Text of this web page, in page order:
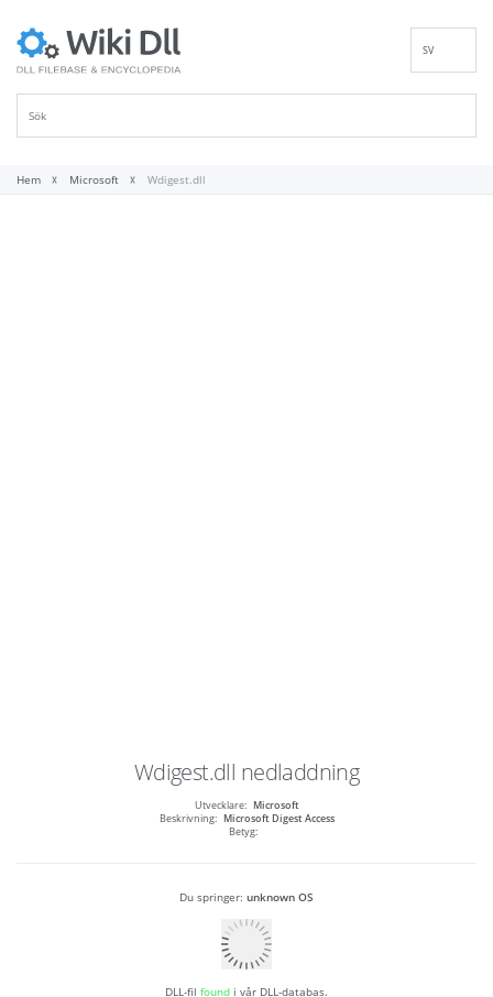
SV
Hem Microsoft Wdigest.dll
Wdigest.dll nedladdning
Utvecklare: Microsoft
Beskrivning: Microsoft Digest Access
Betyg:
Du springer: unknown OS
DLL-fil found i vår DLL-databas.